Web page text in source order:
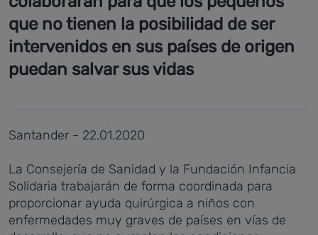
que no tienen la posibilidad de ser
intervenidos en sus países de origen
puedan salvar sus vidas
Santander - 22.01.2020
La Consejería de Sanidad y la Fundación Infancia
Solidaria trabajarán de forma coordinada para
proporcionar ayuda quirúrgica a niños con
enfermedades muy graves de países en vías de